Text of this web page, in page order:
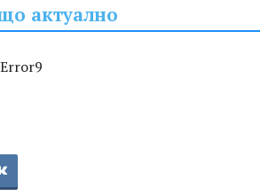
актуално
Error9